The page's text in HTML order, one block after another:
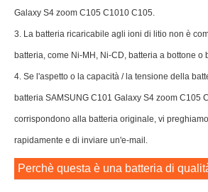
Galaxy S4 zoom C105 C1010 C105.
3. La batteria ricaricabile agli ioni di litio non è
batteria, come Ni-MH, Ni-CD, batteria a bottone o
4. Se l'aspetto o la capacità / la tensione della
batteria SAMSUNG C101 Galaxy S4 zoom C105
corrispondono alla batteria originale, vi
rapidamente e di inviare un'e-mail.
Perchè questa è una batteria di